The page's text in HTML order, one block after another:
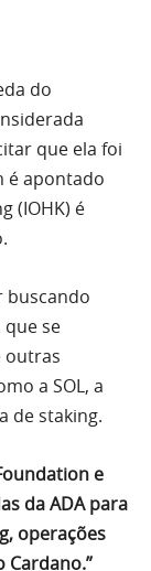
do
que ela foi
é apontado
(IOHK) é
buscando
se
outras
a SOL, a
de staking.
e
da ADA para
operações